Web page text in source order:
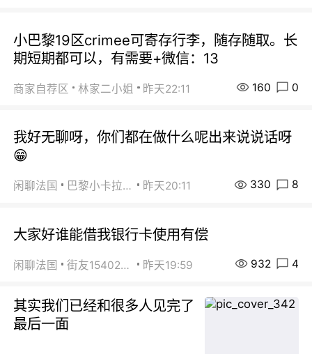
小巴黎19区crimee可寄存行李，随存随取。长
期短期都可以，有需要+微信：13
商家自荐区 林家二小姐 昨天22:11 160 0
我好无聊呀，你们都在做什么呢出来说说话呀
😁
闲聊法国 巴黎小卡拉咪 昨天20:11 330 8
大家好谁能借我银行卡使用有偿
闲聊法国 街友15402223 昨天19:59 932 4
其实我们已经和很多人见完了
最后一面